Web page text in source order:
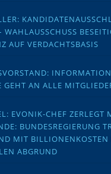
WAHLAUSSCHUSS
AUF VERDACHTSBASIS
INFORMATION
GEHT AN ALLE
EVONIK-CHEF ZERLEGT
BUNDESREGIERUNG
MIT BILLIONENKOSTEN
ABGRUND